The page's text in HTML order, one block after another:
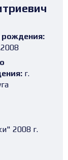
рождения:
г.
2008 г.